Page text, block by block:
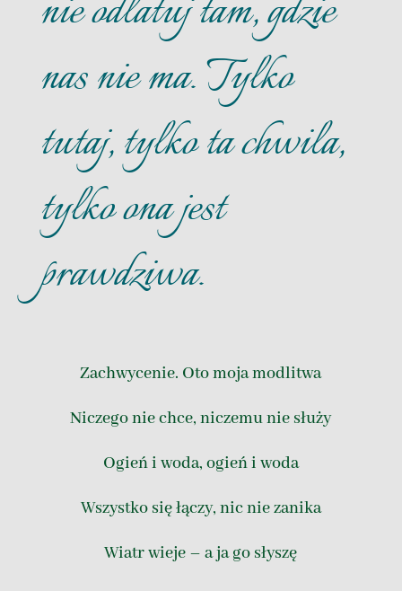
nas nie ma. Tylko
tutaj, tylko ta chwila,
tylko ona jest
prawdziwa.
Zachwycenie. Oto moja modlitwa
Niczego nie chce, niczemu nie służy
Ogień i woda, ogień i woda
Wszystko się łączy, nic nie zanika
Wiatr wieje – a ja go słyszę